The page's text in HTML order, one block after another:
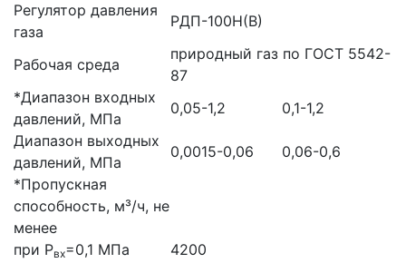
Регулятор давления
газа
РДП-100Н(В)
Рабочая среда
природный газ по ГОСТ 5542-
87
*Диапазон входных
давлений, МПа
0,05-1,2
0,1-1,2
Диапазон выходных
давлений, МПа
0,0015-0,06
0,06-0,6
*Пропускная
способность, м³/ч, не
менее
при Рвх=0,1 МПа
4200